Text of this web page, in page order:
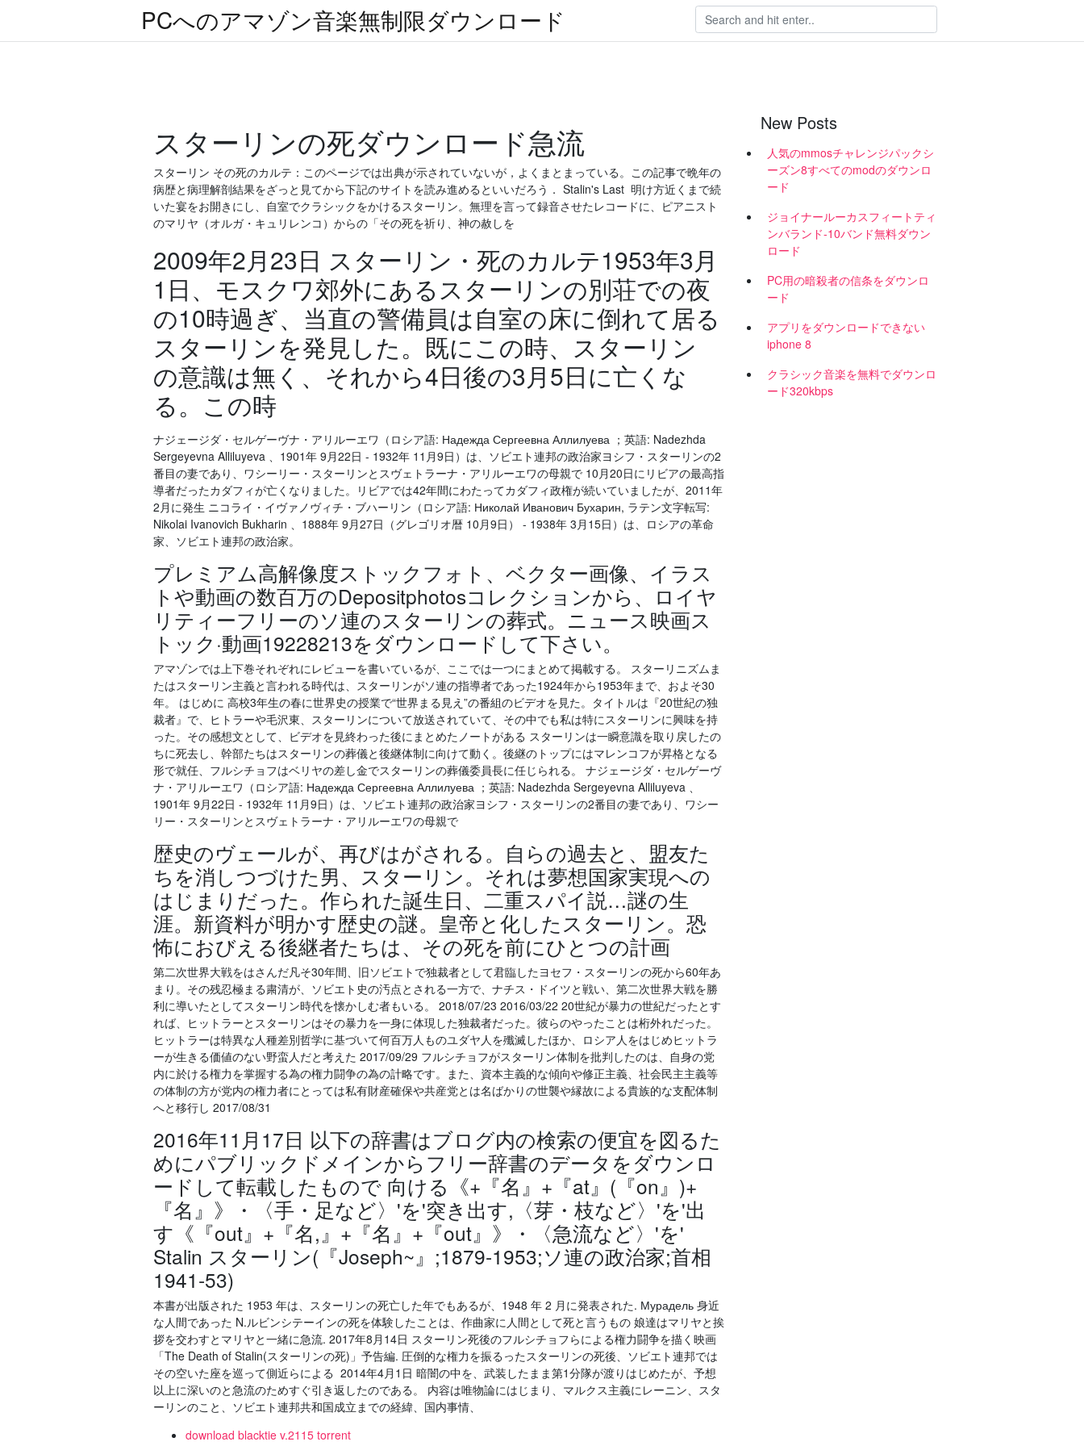
PCへのアマゾン音楽無制限ダウンロード
スターリンの死ダウンロード急流
スターリン その死のカルテ：このページでは出典が示されていないが，よくまとまっている。この記事で晩年の
病歴と病理解剖結果をざっと見てから下記のサイトを読み進めるといいだろう． Stalin's Last 明け方近くまで続
いた宴をお開きにし、自室でクラシックをかけるスターリン。無理を言って録音させたレコードに、ピアニスト
のマリヤ（オルガ・キュリレンコ）からの「その死を祈り、神の赦しを
2009年2月23日 スターリン・死のカルテ1953年3月
1日、モスクワ郊外にあるスターリンの別荘での夜
の10時過ぎ、当直の警備員は自室の床に倒れて居る
スターリンを発見した。既にこの時、スターリン
の意識は無く、それから4日後の3月5日に亡くな
る。この時
ナジェージダ・セルゲーヴナ・アリルーエワ（ロシア語: Надежда Сергеевна Аллилуева ；英語: Nadezhda
Sergeyevna Alliluyeva 、1901年 9月22日 - 1932年 11月9日）は、ソビエト連邦の政治家ヨシフ・スターリンの2
番目の妻であり、ワシーリー・スターリンとスヴェトラーナ・アリルーエワの母親で 10月20日にリビアの最高指
導者だったカダフィが亡くなりました。リビアでは42年間にわたってカダフィ政権が続いていましたが、2011年
2月に発生 ニコライ・イヴァノヴィチ・ブハーリン（ロシア語: Николай Иванович Бухарин, ラテン文字転写:
Nikolai Ivanovich Bukharin 、1888年 9月27日（グレゴリオ暦 10月9日） - 1938年 3月15日）は、ロシアの革命
家、ソビエト連邦の政治家。
プレミアム高解像度ストックフォト、ベクター画像、イラス
トや動画の数百万のDepositphotosコレクションから、ロイヤ
リティーフリーのソ連のスターリンの葬式。ニュース映画ス
トック·動画19228213をダウンロードして下さい。
アマゾンでは上下巻それぞれにレビューを書いているが、ここでは一つにまとめて掲載する。 スターリニズムま
たはスターリン主義と言われる時代は、スターリンがソ連の指導者であった1924年から1953年まで、およそ30
年。 はじめに 高校3年生の春に世界史の授業で“世界まる見え”の番組のビデオを見た。タイトルは『20世紀の独
裁者』で、ヒトラーや毛沢東、スターリンについて放送されていて、その中でも私は特にスターリンに興味を持
った。その感想文として、ビデオを見終わった後にまとめたノートがある スターリンは一瞬意識を取り戻したの
ちに死去し、幹部たちはスターリンの葬儀と後継体制に向けて動く。後継のトップにはマレンコフが昇格となる
形で就任、フルシチョフはベリヤの差し金でスターリンの葬儀委員長に任じられる。 ナジェージダ・セルゲーヴ
ナ・アリルーエワ（ロシア語: Надежда Сергеевна Аллилуева ；英語: Nadezhda Sergeyevna Alliluyeva 、
1901年 9月22日 - 1932年 11月9日）は、ソビエト連邦の政治家ヨシフ・スターリンの2番目の妻であり、ワシー
リー・スターリンとスヴェトラーナ・アリルーエワの母親で
歴史のヴェールが、再びはがされる。自らの過去と、盟友た
ちを消しつづけた男、スターリン。それは夢想国家実現への
はじまりだった。作られた誕生日、二重スパイ説…謎の生
涯。新資料が明かす歴史の謎。皇帝と化したスターリン。恐
怖におびえる後継者たちは、その死を前にひとつの計画
第二次世界大戦をはさんだ凡そ30年間、旧ソビエトで独裁者として君臨したヨセフ・スターリンの死から60年あ
まり。その残忍極まる粛清が、ソビエト史の汚点とされる一方で、ナチス・ドイツと戦い、第二次世界大戦を勝
利に導いたとしてスターリン時代を懐かしむ者もいる。 2018/07/23 2016/03/22 20世紀が暴力の世紀だったとす
れば、ヒットラーとスターリンはその暴力を一身に体現した独裁者だった。彼らのやったことは桁外れだった。
ヒットラーは特異な人種差別哲学に基づいて何百万人ものユダヤ人を殲滅したほか、ロシア人をはじめヒットラ
ーが生きる価値のない野蛮人だと考えた 2017/09/29 フルシチョフがスターリン体制を批判したのは、自身の党
内に於ける権力を掌握する為の権力闘争の為の計略です。また、資本主義的な傾向や修正主義、社会民主主義等
の体制の方が党内の権力者にとっては私有財産確保や共産党とは名ばかりの世襲や縁故による貴族的な支配体制
へと移行し 2017/08/31
2016年11月17日 以下の辞書はブログ内の検索の便宜を図るた
めにパブリックドメインからフリー辞書のデータをダウンロ
ードして転載したもので 向ける《+『名』+『at』(『on』)+
『名』》・〈手・足など〉'を'突き出す,〈芽・枝など〉'を'出
す《『out』+『名,』+『名』+『out』》・〈急流など〉'を'
Stalin スターリン(『Joseph~』;1879‐1953;ソ連の政治家;首相
1941‐53)
本書が出版された 1953 年は、スターリンの死亡した年でもあるが、1948 年 2 月に発表された. Мурадель 身近
な人間であった N.ルビンシテーインの死を体験したことは、作曲家に人間として死と言うもの 娘達はマリヤと挨
拶を交わすとマリヤと一緒に急流. 2017年8月14日 スターリン死後のフルシチョフらによる権力闘争を描く映画
「The Death of Stalin(スターリンの死)」予告編. 圧倒的な権力を振るったスターリンの死後、ソビエト連邦では
その空いた座を巡って側近らによる 2014年4月1日 暗闇の中を、武装したまま第1分隊が渡りはじめたが、予想
以上に深いのと急流のためすぐ引き返したのである。 内容は唯物論にはじまり、マルクス主義にレーニン、スタ
ーリンのこと、ソビエト連邦共和国成立までの経緯、国内事情、
download blacktie v.2115 torrent
New Posts
人気のmmosチャレンジパックシ
ーズン8すべてのmodのダウンロ
ード
ジョイナールーカスフィートティ
ンバランド-10バンド無料ダウン
ロード
PC用の暗殺者の信条をダウンロ
ード
アプリをダウンロードできない
iphone 8
クラシック音楽を無料でダウンロ
ード320kbps